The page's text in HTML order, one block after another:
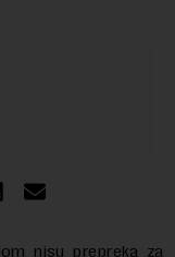
nisu prepreka za